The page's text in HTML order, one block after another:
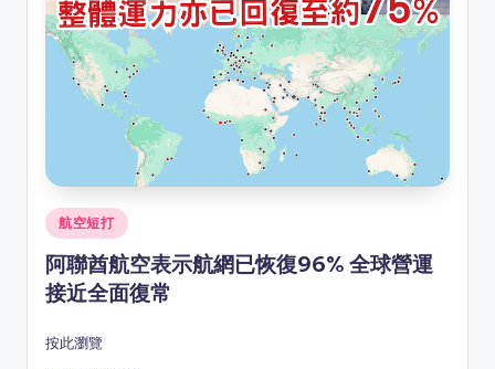
Posted
in
航空短打
阿聯酋航空表示航網已恢復96% 全球營運
接近全面復常
按此瀏覽